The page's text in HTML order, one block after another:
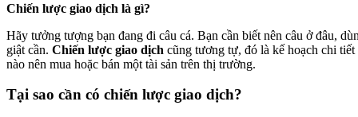
Chiến lược giao dịch là gì?
Hãy tưởng tượng bạn đang đi câu cá. Bạn cần biết nên câu ở đâu,
giật cần. Chiến lược giao dịch cũng tương tự, đó là kế hoạch chi
nào nên mua hoặc bán một tài sản trên thị trường.
Tại sao cần có chiến lược giao dịch?